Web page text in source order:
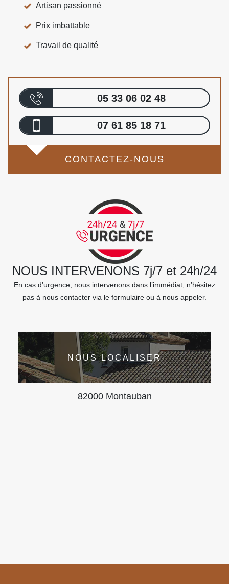
Artisan passionné
Prix imbattable
Travail de qualité
05 33 06 02 48
07 61 85 18 71
CONTACTEZ-NOUS
NOUS INTERVENONS 7j/7 et 24h/24
En cas d’urgence, nous intervenons dans l’immédiat, n’hésitez
pas à nous contacter via le formulaire ou à nous appeler.
NOUS LOCALISER
82000 Montauban